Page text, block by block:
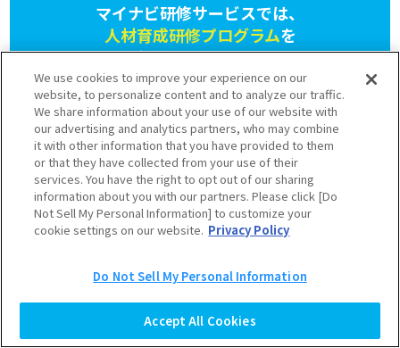
マイナビ研修サービスでは、
人材育成研修プログラムを
提供しています。
さまざまなニーズに応じたプランをご用意しておりますのでお気軽
にお問い合わせください。
03-6628-5111
受付 9:30～17:30（土日祝を除く）
お問い合わせ
フォーム
公開型研修の
お申し込み
We use cookies to improve your experience on our
website, to personalize content and to analyze our traffic.
We share information about your use of our website with
our advertising and analytics partners, who may combine
it with other information that you have provided to them
or that they have collected from your use of their
services. You have the right to opt out of our sharing
information about you with our partners. Please click [Do
Not Sell My Personal Information] to customize your
cookie settings on our website. Privacy Policy
Do Not Sell My Personal Information
Accept All Cookies